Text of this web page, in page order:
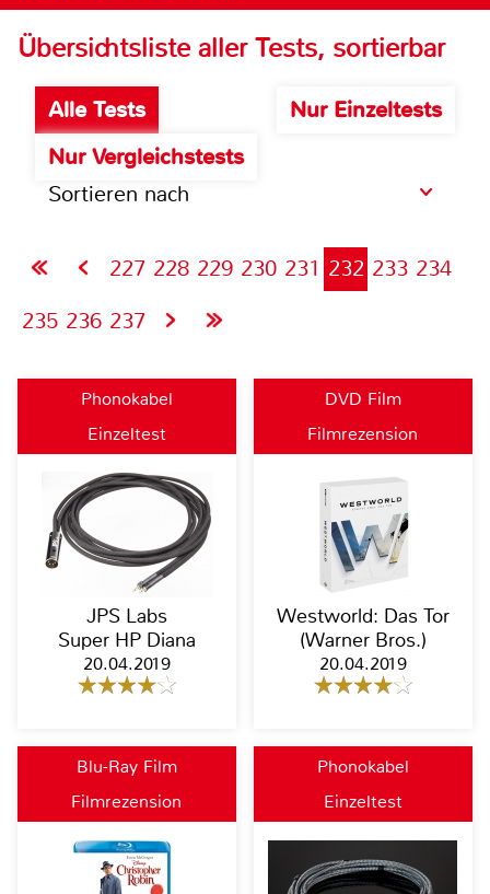
Übersichtsliste aller Tests, sortierbar
Alle Tests
Nur Einzeltests
Nur Vergleichstests
Sortieren nach
227 228 229 230 231 232 233 234
235 236 237
Phonokabel
Einzeltest
JPS Labs
Super HP Diana
20.04.2019
DVD Film
Filmrezension
Westworld: Das Tor
(Warner Bros.)
20.04.2019
Blu-Ray Film
Filmrezension
Phonokabel
Einzeltest